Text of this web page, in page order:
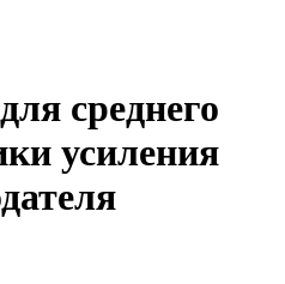
среднего
усиления